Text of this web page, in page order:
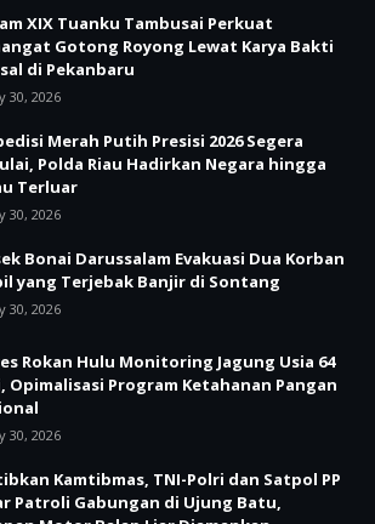
XIX Tuanku Tambusai Perkuat
Gotong Royong Lewat Karya Bakti
di Pekanbaru
30, 2026
Merah Putih Presisi 2026 Segera
Polda Riau Hadirkan Negara hingga
Terluar
30, 2026
Bonai Darussalam Evakuasi Dua Korban
yang Terjebak Banjir di Sontang
30, 2026
Rokan Hulu Monitoring Jagung Usia 64
Opimalisasi Program Ketahanan Pangan
30, 2026
Kamtibmas, TNI-Polri dan Satpol PP
Patroli Gabungan di Ujung Batu,